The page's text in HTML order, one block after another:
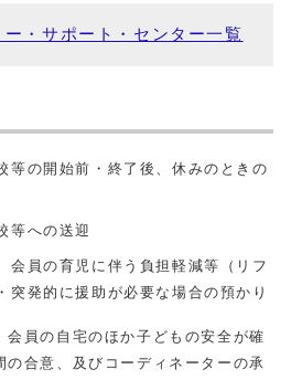
・サポート・センター一覧
等の開始前・終了後、休みのときの
等への送迎
会員の育児に伴う負担軽減等（リフ
突発的に援助が必要な場合の預かり
員の自宅のほか子どもの安全が確
の合意、及びコーディネーターの承